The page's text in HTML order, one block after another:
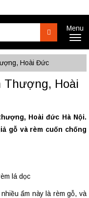
SearchMenu
Vấn Hoài Đức
Thượng, Hoài
Hoài đức Hà Nội.
gỗ và rèm cuốn chống
lá dọc
ẩm này là rèm gỗ, và